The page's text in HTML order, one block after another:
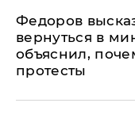
Федоров
вернуться в
объяснил,
протесты